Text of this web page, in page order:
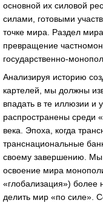
основной их силовой
силами, готовыми
точке мира. Раздел
превращение
государственно-
Анализируя историю
картелей, мы должны
впадать в те иллюзии и
распространены среди
века. Эпоха, когда
транснациональные
своему завершению. Мы
освоение мира
«глобализация»)
делить мир «по силе».